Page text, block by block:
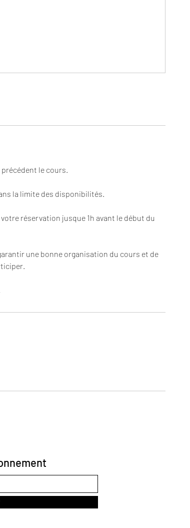
le cours.
la limite des disponibilités.
réservation jusque 1h avant le début du
une bonne organisation du cours et de